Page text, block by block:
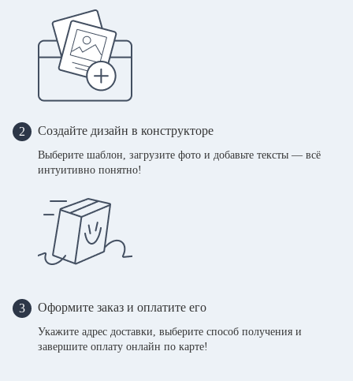
2 Создайте дизайн в конструкторе
Выберите шаблон, загрузите фото и добавьте тексты — всё
интуитивно понятно!
3 Оформите заказ и оплатите его
Укажите адрес доставки, выберите способ получения и
завершите оплату онлайн по карте!